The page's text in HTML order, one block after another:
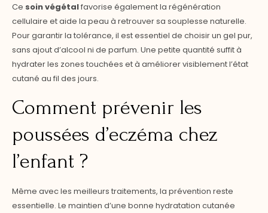
Ce soin végétalfavorise également la régénération
cellulaire et aide la peau à retrouver sa souplesse naturelle.
Pour garantir la tolérance, il est essentiel de choisir un gel pur,
sans ajout d’alcool ni de parfum. Une petite quantité suffit à
hydrater les zones touchées et à améliorer visiblement l’état
cutané au fil des jours.
Comment prévenir les
poussées d’eczéma chez
l’enfant ?
Même avec les meilleurs traitements, la prévention reste
essentielle. Le maintien d’une bonne hydratation cutanée